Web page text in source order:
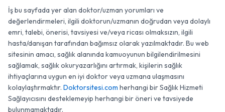
İş bu sayfada yer alan doktor/uzman yorumları ve
değerlendirmeleri, ilgili doktorun/uzmanın doğrudan veya dolaylı
emri, talebi, önerisi, tavsiyesi ve/veya ricası olmaksızın, ilgili
hasta/danışan tarafından bağımsız olarak yazılmaktadır. Bu web
sitesinin amacı, sağlık alanında kamuoyunun bilgilendirilmesini
sağlamak, sağlık okuryazarlığını artırmak, kişilerin sağlık
ihtiyaçlarına uygun en iyi doktor veya uzmana ulaşmasını
kolaylaştırmaktır. Doktorsitesi.com herhangi bir Sağlık Hizmeti
Sağlayıcısını desteklemeyip herhangi bir öneri ve tavsiyede
bulunmamaktadır.